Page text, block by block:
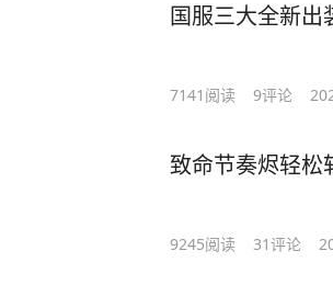
国服三大全新出
7141 阅读 9评论
致命节奏烬轻松
9245阅读 31评论